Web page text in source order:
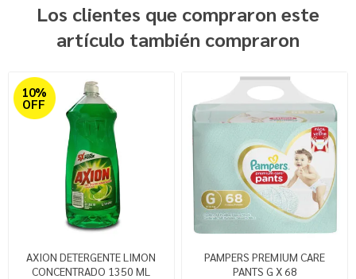
Los clientes que compraron este
artículo también compraron
10%
OFF
AXION DETERGENTE LIMON
CONCENTRADO 1350 ML
PAMPERS PREMIUM CARE
PANTS G X 68